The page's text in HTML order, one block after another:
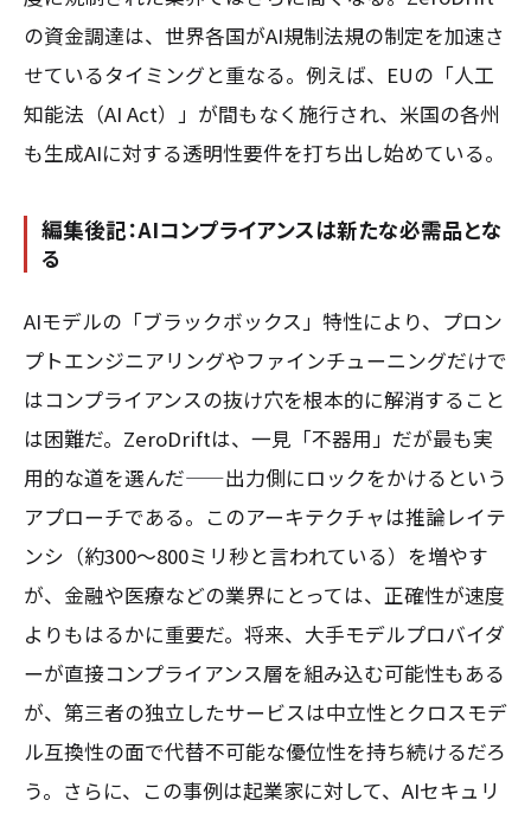
の資金調達は、世界各国がAI規制法規の制定を加速さ
せているタイミングと重なる。例えば、EUの「人工
知能法（AI Act）」が間もなく施行され、米国の各州
も生成AIに対する透明性要件を打ち出し始めている。
編集後記：AIコンプライアンスは新たな必需品とな
る
AIモデルの「ブラックボックス」特性により、プロン
プトエンジニアリングやファインチューニングだけで
はコンプライアンスの抜け穴を根本的に解消すること
は困難だ。ZeroDriftは、一見「不器用」だが最も実
用的な道を選んだ——出力側にロックをかけるという
アプローチである。このアーキテクチャは推論レイテ
ンシ（約300〜800ミリ秒と言われている）を増やす
が、金融や医療などの業界にとっては、正確性が速度
よりもはるかに重要だ。将来、大手モデルプロバイダ
ーが直接コンプライアンス層を組み込む可能性もある
が、第三者の独立したサービスは中立性とクロスモデ
ル互換性の面で代替不可能な優位性を持ち続けるだろ
う。さらに、この事例は起業家に対して、AIセキュリ